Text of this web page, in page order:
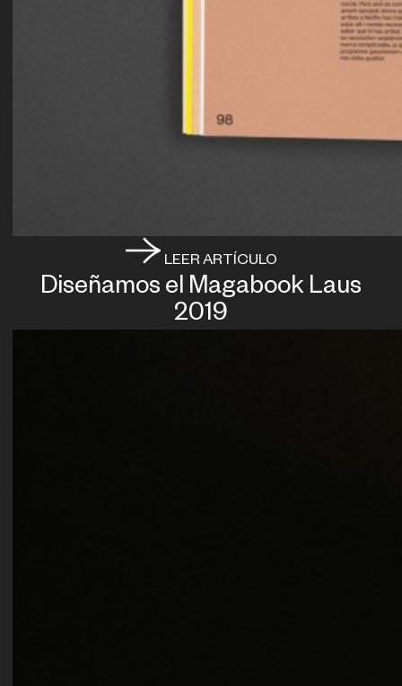
LEER ARTÍCULO
Diseñamos el Magabook Laus
2019